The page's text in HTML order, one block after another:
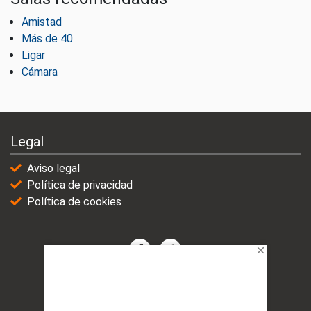
Amistad
Más de 40
Ligar
Cámara
Legal
Aviso legal
Política de privacidad
Política de cookies